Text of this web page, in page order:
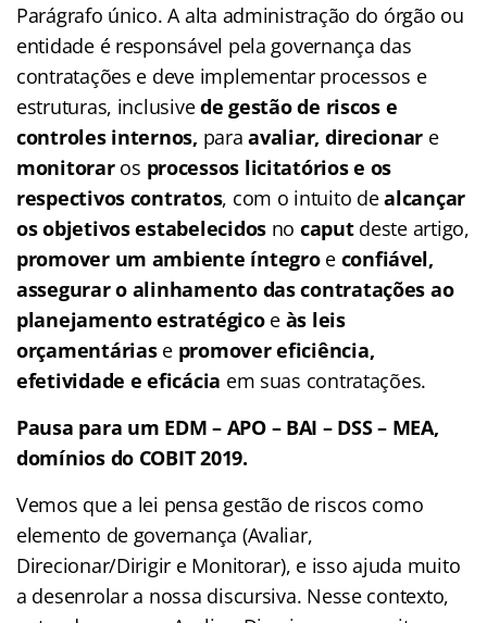
Parágrafo único. A alta administração do órgão ou
entidade é responsável pela governança das
contratações e deve implementar processos e
estruturas, inclusivede gestão de riscos e
controles internos, paraavaliar, direcionar e
monitoraros processos licitatórios e os
respectivos contratos, com o intuito dealcançar
os objetivos estabelecidosno caputdeste artigo,
promover um ambiente íntegroe confiável,
assegurar o alinhamento das contratações ao
planejamento estratégicoe às leis
orçamentáriase promover eficiência,
efetividade e eficácia em suas contratações.
Pausa para um EDM – APO – BAI – DSS – MEA,
domínios do COBIT 2019.
Vemos que a lei pensa gestão de riscos como
elemento de governança (Avaliar,
Direcionar/Dirigir e Monitorar), e isso ajuda muito
a desenrolar a nossa discursiva. Nesse contexto,